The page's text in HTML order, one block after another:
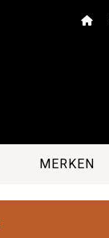
MERKEN